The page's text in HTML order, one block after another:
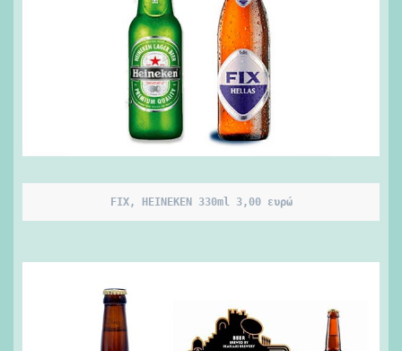
FIX, HEINEKEN 330ml 3,00 ευρώ